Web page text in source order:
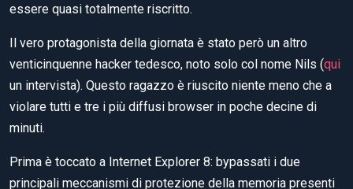
essere quasi totalmente riscritto.
Il vero protagonista della giornata è stato però un altro
venticinquenne hacker tedesco, noto solo col nome Nils (qui
un intervista). Questo ragazzo è riuscito niente meno che a
violare tutti e tre i più diffusi browser in poche decine di
minuti.
Prima è toccato a Internet Explorer 8: bypassati i due
principali meccanismi di protezione della memoria presenti